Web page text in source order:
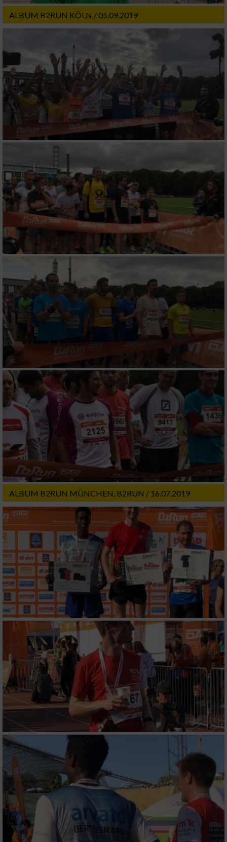
ALBUM B2RUN KÖLN / 05.09.2019
ALBUM B2RUN MÜNCHEN, B2RUN / 16.07.2019